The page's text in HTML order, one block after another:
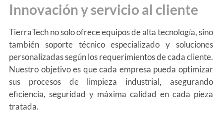
Innovación y servicio al cliente
TierraTech no solo ofrece equipos de alta tecnología, sino
también soporte técnico especializado y soluciones
personalizadas según los requerimientos de cada cliente.
Nuestro objetivo es que cada empresa pueda optimizar
sus procesos de limpieza industrial, asegurando
eficiencia, seguridad y máxima calidad en cada pieza
tratada.